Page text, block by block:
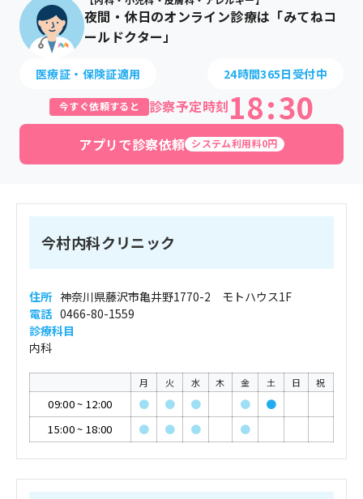
夜間・休日のオンライン診療は「みてねコ
ールドクター」
医療証・保険証適用 24時間365日受付中
今すぐ依頼すると 診察予定時刻18:30
アプリで診察依頼 システム利用料0円
今村内科クリニック
住所 神奈川県藤沢市亀井野1770-2 モトハウス1F
電話 0466-80-1559
診療科目
内科
月 火 水 木 金 土 日 祝
09:00~ 12:00 ● ● ● ●
●
15:00~ 18:00 ● ● ● ●